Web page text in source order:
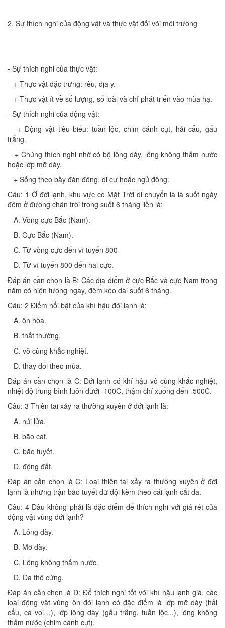
2. Sự thích nghi của động vật và thực vật đối với môi trường
- Sự thích nghi của thực vật:
+ Thực vật đặc trưng: rêu, địa y.
+ Thực vật ít về số lượng, số loài và chỉ phát triển vào mùa hạ.
- Sự thích nghi của động vật:
+ Động vật tiêu biểu: tuần lộc, chim cánh cụt, hải cẩu, gấu
trắng.
+ Chúng thích nghi nhờ có bộ lông dày, lông không thấm nước
hoặc lớp mỡ dày.
+ Sống theo bầy đàn đông, di cư hoặc ngủ đông.
Câu: 1 Ở đới lạnh, khu vực có Mặt Trời di chuyển là là suốt ngày
đêm ở đường chân trời trong suốt 6 tháng liền là:
A. Vòng cực Bắc (Nam).
B. Cực Bắc (Nam).
C. Từ vòng cực đến vĩ tuyến 800
D. Từ vĩ tuyến 800 đến hai cực.
Đáp án cần chọn là B: Các địa điểm ở cực Bắc và cực Nam trong
năm có hiện tượng ngày, đêm kéo dài suốt 6 tháng.
Câu: 2 Điểm nổi bật của khí hậu đới lạnh là:
A. ôn hòa.
B. thất thường.
C. vô cùng khắc nghiệt.
D. thay đổi theo mùa.
Đáp án cần chọn là C: Đới lạnh có khí hậu vô cùng khắc nghiệt,
nhiệt độ trung bình luôn dưới -100C, thậm chí xuống đến -500C.
Câu: 3 Thiên tai xảy ra thường xuyên ở đới lạnh là:
A. núi lửa.
B. bão cát.
C. bão tuyết.
D. động đất.
Đáp án cần chọn là C: Loại thiên tai xảy ra thường xuyên ở đới
lạnh là những trận bão tuyết dữ dội kèm theo cái lạnh cắt da.
Câu: 4 Đâu không phải là đặc điểm để thích nghi với giá rét của
động vật vùng đới lạnh?
A. Lông dày.
B. Mỡ dày.
C. Lông không thấm nước.
D. Da thô cứng.
Đáp án cần chọn là D: Để thích nghi tốt với khí hậu lạnh giá, các
loài động vật vùng ôn đới lạnh có đặc điểm là lớp mỡ dày (hải
cẩu, cá voi…), lớp lông dày (gấu trắng, tuần lộc...), lông không
thấm nước (chim cánh cụt).